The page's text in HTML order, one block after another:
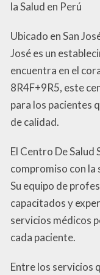
la Salud en Perú
Ubicado en San
José es un
encuentra en el
8R4F+9R5, este
para los pacientes
de calidad.
El Centro De Salud
compromiso con la
Su equipo de
capacitados y
servicios médicos
cada paciente.
Entre los servicios